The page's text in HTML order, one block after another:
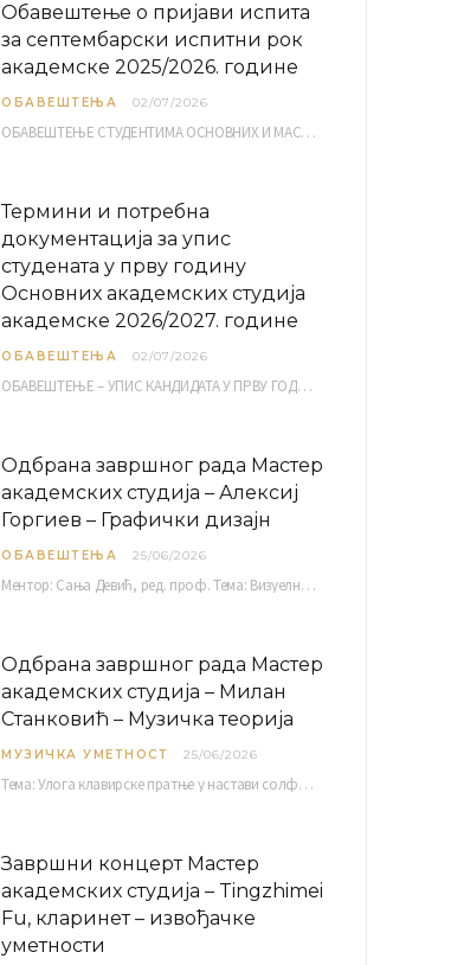
Обавештење о пријави испита
за септембарски испитни рок
академске 2025/2026. године
ОБАВЕШТЕЊА 02/07/2026
ОБАВЕШТЕЊЕ СТУДЕНТИМА ОСНОВНИХ И МАСТЕР АКАДЕМСКИХ СТУДИЈА ЕЛЕКТРОНСКА ПРИЈАВА ИСПИТА за септембарски испитни рок за…
Термини и потребна
документација за упис
студената у прву годину
Основних академских студија
академске 2026/2027. године
ОБАВЕШТЕЊА 02/07/2026
ОБАВЕШТЕЊЕ – УПИС КАНДИДАТА У ПРВУ ГОДИНУ ОАС 10, 13, 14, 15. и…
Одбрана завршног рада Мастер
академских студија – Алексиј
Горгиев – Графички дизајн
ОБАВЕШТЕЊА 25/06/2026
Ментор: Сања Девић, ред. проф. Тема: Визуелни идентитет линије нутриционистичких производа Vita+: Од амбалаже до мултимедијалне комуникације Петак, 03. 07.…
Одбрана завршног рада Мастер
академских студија – Милан
Станковић – Музичка теорија
МУЗИЧКА УМЕТНОСТ 25/06/2026
Тема: Улога клавирске пратње у настави солфеђа у првом циклусу основне музичке школе Ментор…
Завршни концерт Мастер
академских студија – Tingzhimei
Fu, кларинет – извођачке
уметности